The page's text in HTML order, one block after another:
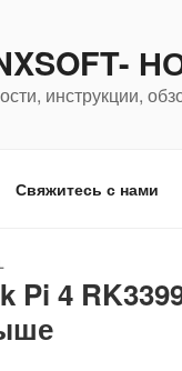
инструкции,
Свяжитесь с нами
Pi 4